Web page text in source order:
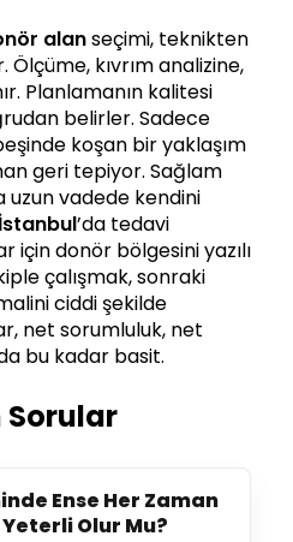
alanseçimi, teknikten
kıvrım analizine,
Planlamanın kalitesi
belirler. Sadece
koşan bir yaklaşım
geri tepiyor. Sağlam
uzun vadede kendini
İstanbul’da tedavi
donör bölgesini yazılı
çalışmak, sonraki
ciddi şekilde
net sorumluluk, net
bu kadar basit.
Sorular
Ense Her Zaman
Olur Mu?